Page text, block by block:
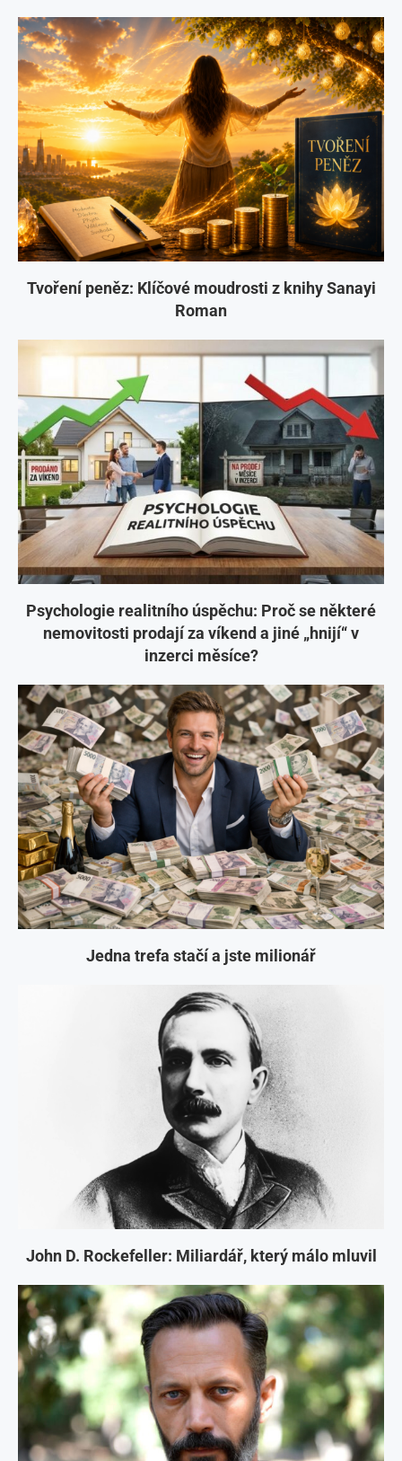
Tvoření peněz: Klíčové moudrosti z knihy Sanayi
Roman
Psychologie realitního úspěchu: Proč se některé
nemovitosti prodají za víkend a jiné „hnijí“ v
inzerci měsíce?
Jedna trefa stačí a jste milionář
John D. Rockefeller: Miliardář, který málo mluvil